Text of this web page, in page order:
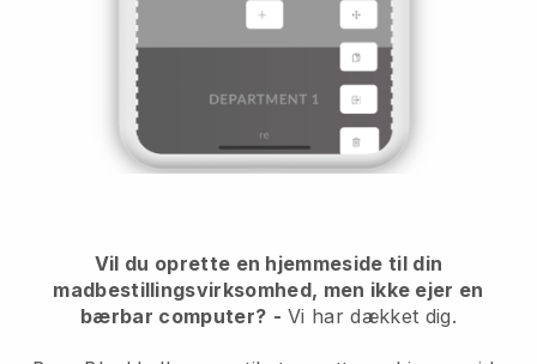
Vil du oprette en hjemmeside til din
madbestillingsvirksomhed, men ikke ejer en
bærbar computer? - Vi har dækket dig.